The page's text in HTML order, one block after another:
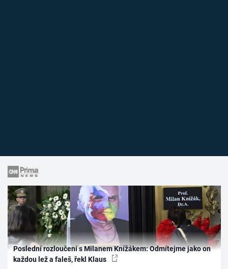
Poslední rozloučení s Milanem Knížákem: Odmítejme jako on
každou lež a faleš, řekl Klaus